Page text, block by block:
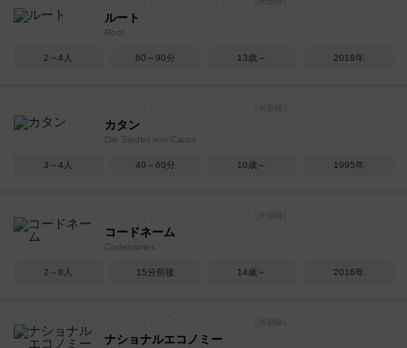
ルート
Root
2～4人 60～90分 13歳～ 2018年
カタン
Die Siedler von Catan
3～4人 40～60分 10歳～ 1995年
コードネーム
Codenames
2～8人 15分前後 14歳～ 2016年
ナショナルエコノミー